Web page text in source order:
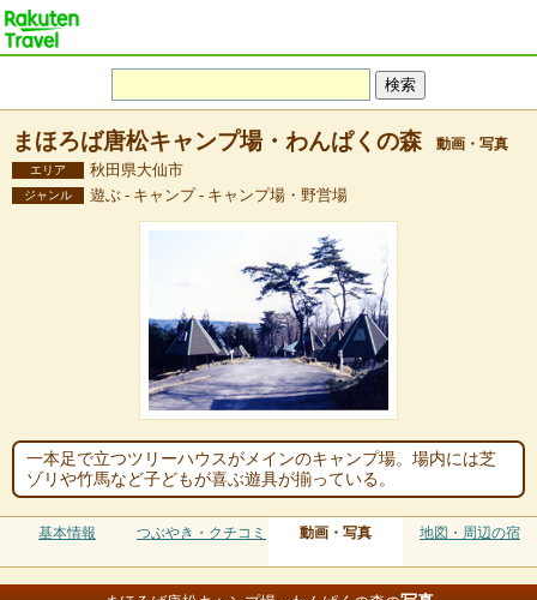
まほろば唐松キャンプ場・わんぱくの森 動画・写真
エリア 秋田県大仙市
ジャンル 遊ぶ - キャンプ - キャンプ場・野営場
一本足で立つツリーハウスがメインのキャンプ場。場内には芝
ゾリや竹馬など子どもが喜ぶ遊具が揃っている。
基本情報 つぶやき・クチコミ 動画・写真 地図・周辺の宿